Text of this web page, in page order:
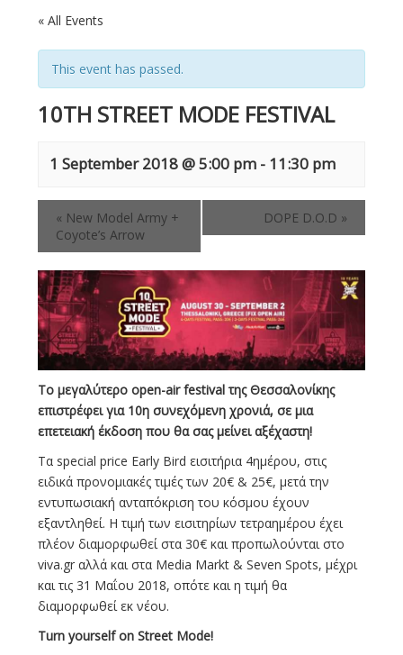
« All Events
This event has passed.
10TH STREET MODE FESTIVAL
1 September 2018 @ 5:00 pm - 11:30 pm
« New Model Army +
Coyote’s Arrow
DOPE D.O.D »
Το μεγαλύτερο open-air festival της Θεσσαλονίκης
επιστρέφει για 10η συνεχόμενη χρονιά, σε μια
επετειακή έκδοση που θα σας μείνει αξέχαστη!
Τα special price Early Bird εισιτήρια 4ημέρου, στις
ειδικά προνομιακές τιμές των 20€ & 25€, μετά την
εντυπωσιακή ανταπόκριση του κόσμου έχουν
εξαντληθεί. Η τιμή των εισιτηρίων τετραημέρου έχει
πλέον διαμορφωθεί στα 30€ και προπωλούνται στο
viva.gr αλλά και στα Media Markt & Seven Spots, μέχρι
και τις 31 Μαΐου 2018, οπότε και η τιμή θα
διαμορφωθεί εκ νέου.
Turn yourself on Street Mode!